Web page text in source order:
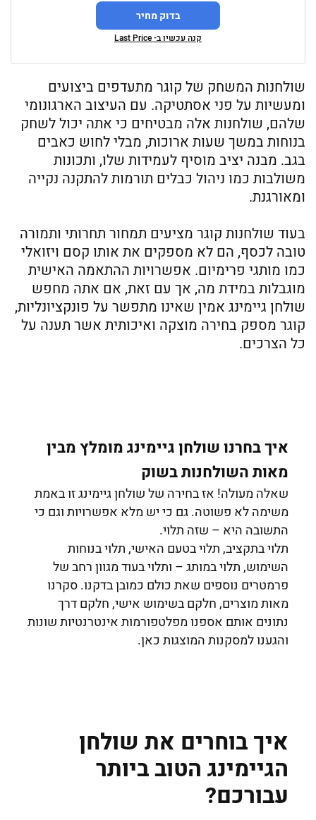
בדוק מחיר
קנה עכשיו ב- Last Price
שולחנות המשחק של קוגר מתעדפים ביצועים
ומעשיות על פני אסתטיקה. עם העיצוב הארגונומי
שלהם, שולחנות אלה מבטיחים כי אתה יכול לשחק
בנוחות במשך שעות ארוכות, מבלי לחוש כאבים
בגב. מבנה יציב מוסיף לעמידות שלו, ותכונות
משולבות כמו ניהול כבלים תורמות להתקנה נקייה
ומאורגנת.
בעוד שולחנות קוגר מציעים תמחור תחרותי ותמורה
טובה לכסף, הם לא מספקים את אותו קסם ויזואלי
כמו מותגי פרימיום. אפשרויות ההתאמה האישית
מוגבלות במידת מה, אך עם זאת, אם אתה מחפש
שולחן גיימינג אמין שאינו מתפשר על פונקציונליות,
קוגר מספק בחירה מוצקה ואיכותית אשר תענה על
כל הצרכים.
איך בחרנו שולחן גיימינג מומלץ מבין
מאות השולחנות בשוק
שאלה מעולה! אז בחירה של שולחן גיימינג זו באמת
משימה לא פשוטה. גם כי יש מלא אפשרויות וגם כי
התשובה היא – שזה תלוי.
תלוי בתקציב, תלוי בטעם האישי, תלוי בנוחות
השימוש, תלוי במותג – ותלוי בעוד מגוון רחב של
פרמטרים נוספים שאת כולם כמובן בדקנו. סקרנו
מאות מוצרים, חלקם בשימוש אישי, חלקם דרך
נתונים אותם אספנו מפלטפורמות אינטרנטיות שונות
והגענו למסקנות המוצגות כאן.
איך בוחרים את שולחן
הגיימינג הטוב ביותר
עבורכם?